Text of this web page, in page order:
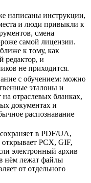
написаны инструкции,
и люди привыкли к
смена
самой лицензии.
к тому, как
редактор, и
не приходится.
с обучением: можно
эталоны и
отраслевых бланках,
документах и
распознавание
в PDF/UA,
PCX, GIF,
электронный архив
нём лежат файлы
от отдельного